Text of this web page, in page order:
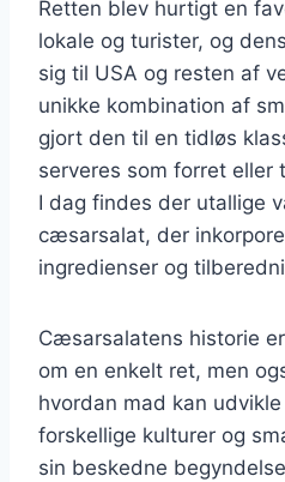
Retten blev hurtigt en
lokale og turister, og
sig til USA og resten af
unikke kombination af
gjort den til en tidløs
serveres som forret eller
I dag findes der utallige
cæsarsalat, der
ingredienser og
Cæsarsalatens historie
om en enkelt ret, men
hvordan mad kan
forskellige kulturer og
sin beskedne